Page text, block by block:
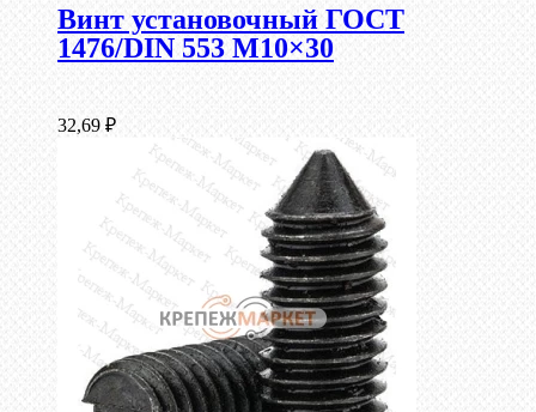
Винт установочный ГОСТ
1476/DIN 553 М10×30
32,69 ₽